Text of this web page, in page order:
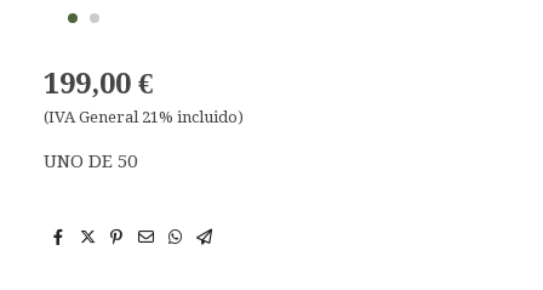
199,00 €
(IVA General 21% incluido)
UNO DE 50